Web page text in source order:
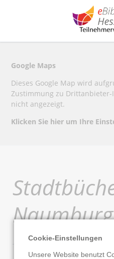
Google Maps
Dieses Google Map wird
Zustimmung zu Drittanbieter-
nicht angezeigt.
Klicken Sie hier um Ihre
Naumburg
Cookie-Einstellungen
Unsere Website benutzt